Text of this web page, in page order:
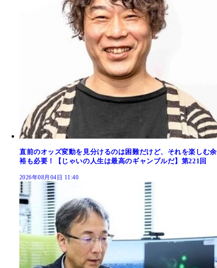
直前のオッズ変動を見分けるのは困難だけど、それを楽しむ余
裕も必要！【じゃいの人生は最高のギャンブルだ】第221回
2026年08月04日 11:40